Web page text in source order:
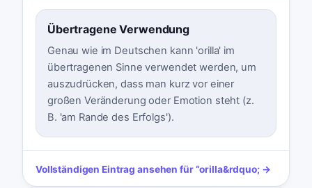
Übertragene Verwendung
Genau wie im Deutschen kann 'orilla' im
übertragenen Sinne verwendet werden, um
auszudrücken, dass man kurz vor einer
großen Veränderung oder Emotion steht (z.
B. 'am Rande des Erfolgs').
Vollständigen Eintrag ansehen für“orilla&rdquo; →